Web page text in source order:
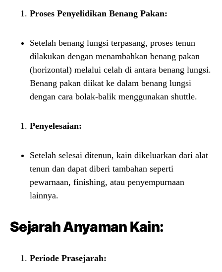
Proses Penyelidikan Benang Pakan:
Setelah benang lungsi terpasang, proses tenun
dilakukan dengan menambahkan benang pakan
(horizontal) melalui celah di antara benang lungsi.
Benang pakan diikat ke dalam benang lungsi
dengan cara bolak-balik menggunakan shuttle.
Penyelesaian:
Setelah selesai ditenun, kain dikeluarkan dari alat
tenun dan dapat diberi tambahan seperti
pewarnaan, finishing, atau penyempurnaan
lainnya.
Sejarah Anyaman Kain:
Periode Prasejarah: